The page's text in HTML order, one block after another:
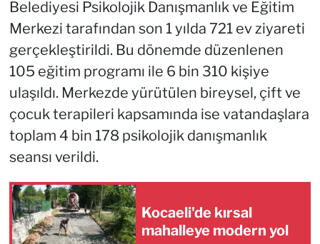
Belediyesi Psikolojik Danışmanlık ve Eğitim
Merkezi tarafından son 1 yılda 721 ev ziyareti
gerçekleştirildi. Bu dönemde düzenlenen
105 eğitim programı ile 6 bin 310 kişiye
ulaşıldı. Merkezde yürütülen bireysel, çift ve
çocuk terapileri kapsamında ise vatandaşlara
toplam 4 bin 178 psikolojik danışmanlık
seansı verildi.
Kocaeli'de kırsal
mahalleye modern yol